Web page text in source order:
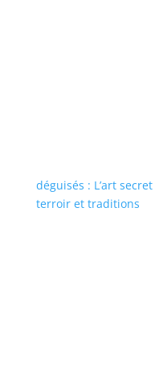
déguisés : L’art
terroir et traditions